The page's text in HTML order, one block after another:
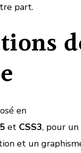
part.
en
et CSS3, pour
et un